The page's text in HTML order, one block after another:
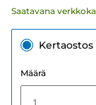
Saatavana
Kertaostos
Määrä
1